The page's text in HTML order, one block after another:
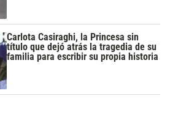
Carlota Casiraghi, la Princesa sin
título que dejó atrás la tragedia de su
familia para escribir su propia historia